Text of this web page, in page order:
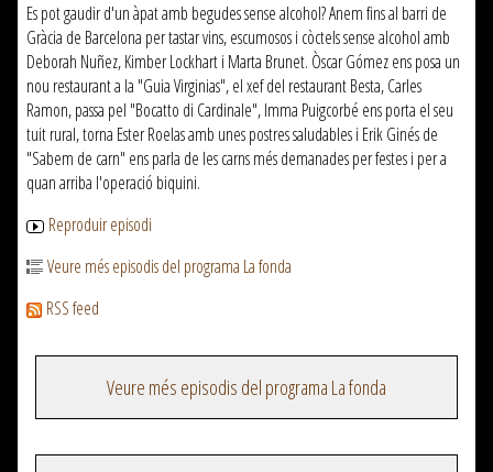
Es pot gaudir d'un àpat amb begudes sense alcohol? Anem fins al barri de
Gràcia de Barcelona per tastar vins, escumosos i còctels sense alcohol amb
Deborah Nuñez, Kimber Lockhart i Marta Brunet. Òscar Gómez ens posa un
nou restaurant a la "Guia Virginias", el xef del restaurant Besta, Carles
Ramon, passa pel "Bocatto di Cardinale", Imma Puigcorbé ens porta el seu
tuit rural, torna Ester Roelas amb unes postres saludables i Erik Ginés de
"Sabem de carn" ens parla de les carns més demanades per festes i per a
quan arriba l'operació biquini.
Reproduir episodi
Veure més episodis del programa La fonda
RSS feed
Veure més episodis del programa La fonda